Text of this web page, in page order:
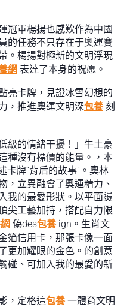
冠軍楊揚也感歎作為中國
的任務不只存在于奧運賽
。楊揚對極新的文明浮現
網 表達了本身的祝愿。
亮卡牌，見證冰雪幻想的
，推進奧運文明深包養 刻
級的情緒干擾！」牛土豪
種沒有標價的能量。，本
卡牌“背后的故事”。奧林
，立異融會了奧運精力、
我的最愛形狀。以平面燙
尖工藝加持，搭配自力限
偽des包養 ign。生肖文
箔信用卡，那張卡像一面
更加耀眼的金色。的創意
碰、可加入我的最愛的新
，定格這包養 一體育文明